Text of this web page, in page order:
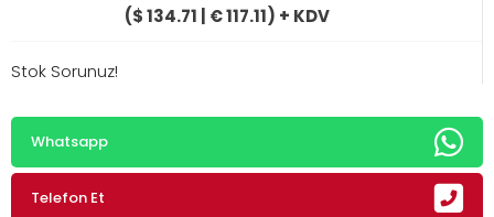
($ 134.71 | € 117.11) + KDV
Stok Sorunuz!
Whatsapp
Telefon Et